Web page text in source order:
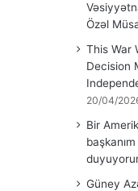
Özəl
This War
Decision
20/04/
Bir
Güney